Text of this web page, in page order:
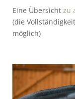
Eine Übersicht zu
(die
möglich)